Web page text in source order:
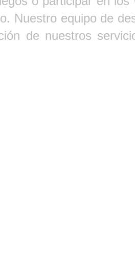
Nuestro equipo de
de nuestros